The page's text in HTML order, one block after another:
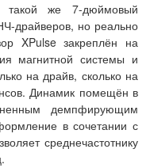
такой же 7-дюймовый
драйверов, но реально
XPulse закреплён на
магнитной системы и
на драйв, сколько на
Динамик помещён в
демпфирующим
в сочетании с
среднечастотнику